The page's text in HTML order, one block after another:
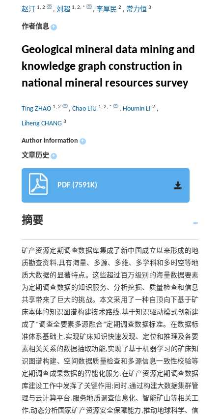
赵汀 1, 2 , 刘超 1, 2, * , 李厚民 2 , 常力恒 3
作者信息 +
Geological mineral data mining and
knowledge graph construction in
national mineral resources survey
Ting ZHAO 1, 2 , Chao LIU 1, 2, * , Houmin LI 2 ,
Liheng CHANG 3
Author information +
文章历史 +
PDF (7591K)
摘要
矿产资源定期调查数据库集成了新中国成立以来形成的地
质勘查资料,具有海量、多源、多维、多学科和多时空等地
质大数据的显著特点。这些超过百万级别的海量数据要素
为定期调查数据的知识服务、分析挖掘、质量检查和信息
共享带来了巨大的挑战。本文采用了一种自顶向下基于矿
床本体的知识图谱构建技术路线,基于知识驱动模式创新建
成了“调查全要素多源融合”定期调查数据标准。在数据标
准体系基础上,实现矿床知识快速发现、定位和推理及各要
素相关关系的数据抽取功能,实现了基于机器学习的矿床知
识图谱构建、空间数据质量检查和多源信息一致性校验等
定期调查成果数据的智能化服务,在矿产资源定期调查数据
库建设工作中发挥了关键作用;同时,通过构建大数据集群管
理与云计算平台,服务地质调查信息化、智能矿山等相关工
作,动态分析国家矿产资源安全保障能力,推动地球科学、信